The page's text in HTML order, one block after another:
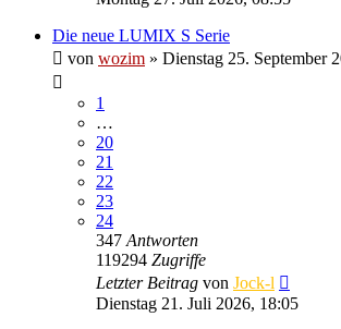
Die neue LUMIX S Serie
von wozim » Dienstag 25. September
1
…
20
21
22
23
24
347 Antworten
119294 Zugriffe
Letzter Beitrag von Jock-l
Dienstag 21. Juli 2026, 18:05